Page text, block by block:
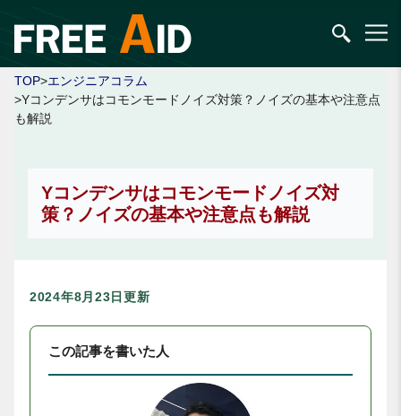
TOP>エンジニアコラム
>Yコンデンサはコモンモードノイズ対策？ノイズの基本や注意点
も解説
Yコンデンサはコモンモードノイズ対
策？ノイズの基本や注意点も解説
2024年8月23日更新
この記事を書いた人